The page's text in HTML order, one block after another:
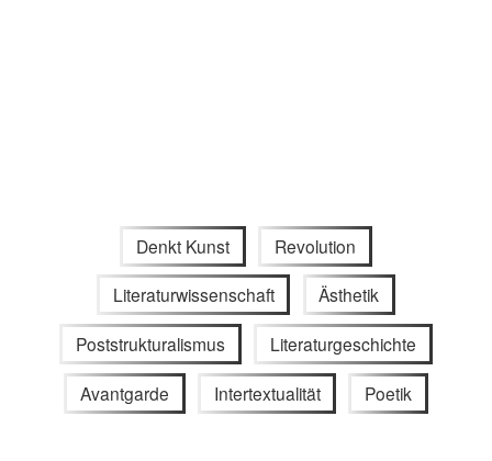
Denkt Kunst Revolution
Literaturwissenschaft Ästhetik
Poststrukturalismus Literaturgeschichte
Avantgarde Intertextualität Poetik